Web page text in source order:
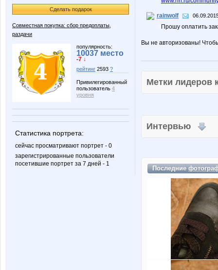
Сделать подарок
Совместная покупка: сбор предоплаты,
раздачи
популярность:
10037 место
-7 ↓
рейтинг 2593 ?
Привилегированный
пользователь 4
уровня
Статистика портрета:
сейчас просматривают портрет - 0
зарегистрированные пользователи
посетившие портрет за 7 дней - 1
rainwolf
Прошу оплатить
Вы не авторизованы!
Метки
Интервью
Последние